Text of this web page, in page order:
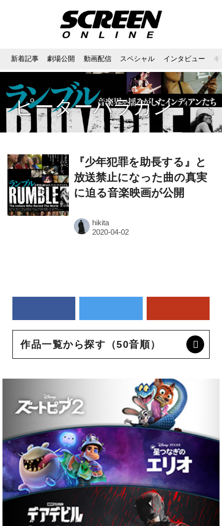
新着記事 劇場公開 動画配信 スペシャル インタビュー
ピーターバラカン
『少年犯罪を助長する』と
放送禁止になった曲の真実
に迫る音楽映画が公開
hikita
作品一覧から探す（50音順）